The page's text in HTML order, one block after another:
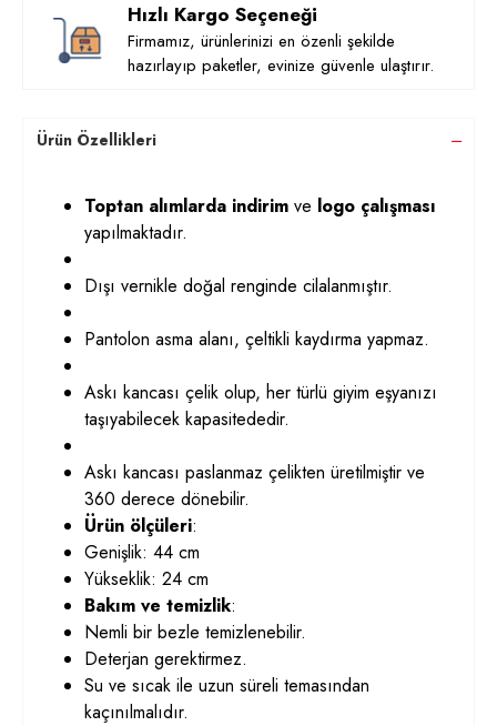
Hızlı Kargo Seçeneği
Firmamız, ürünlerinizi en özenli şekilde
hazırlayıp paketler, evinize güvenle ulaştırır.
Ürün Özellikleri
Toptan alımlarda indirim ve logo çalışması
yapılmaktadır.
Dışı vernikle doğal renginde cilalanmıştır.
Pantolon asma alanı, çeltikli kaydırma yapmaz.
Askı kancası çelik olup, her türlü giyim eşyanızı
taşıyabilecek kapasitededir.
Askı kancası paslanmaz çelikten üretilmiştir ve
360 derece dönebilir.
Ürün ölçüleri:
Genişlik: 44 cm
Yükseklik: 24 cm
Bakım ve temizlik:
Nemli bir bezle temizlenebilir.
Deterjan gerektirmez.
Su ve sıcak ile uzun süreli temasından
kaçınılmalıdır.